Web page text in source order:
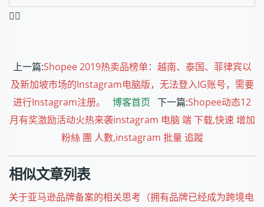
❤️‍🔥
上一篇:Shopee 2019热卖品榜单：越南、泰国、菲律宾以
及新加坡市场的Instagram电脑版，无法登入IG账号，需要
进行Instagram注册。
博客首页 下一篇:Shopee动态12
月有奖激励活动火热来袭instagram 电脑 端 下载,快速 增加
粉絲 團 人數,instagram 批量 追蹤
相似文章列表
关于亚马逊品牌备案的相关思考（拥有品牌已经成为跨境电